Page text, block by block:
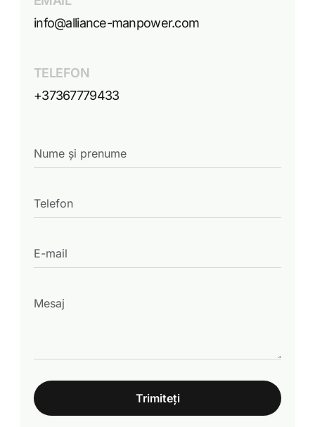
info@alliance-manpower.com
TELEFON
+37367779433
Trimiteți